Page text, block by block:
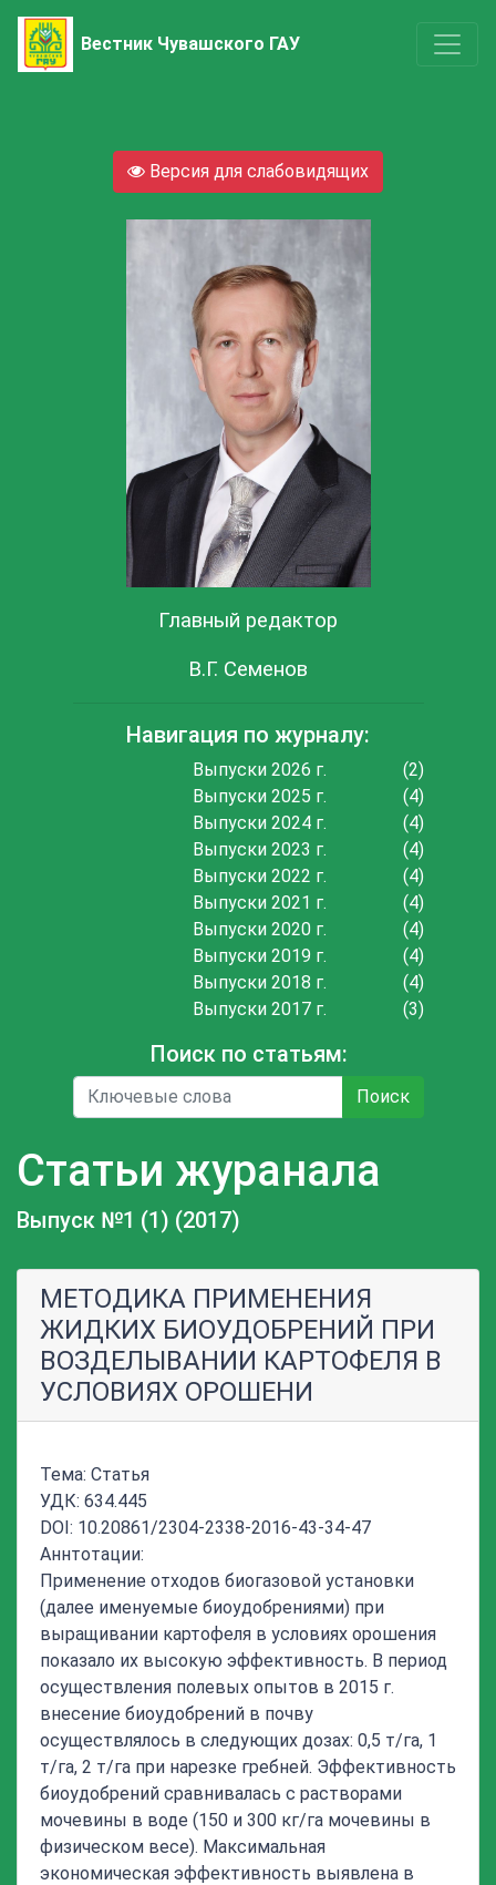
Вестник Чувашского ГАУ
Версия для слабовидящих
Главный редактор
В.Г. Семенов
Навигация по журналу:
Выпуски 2026 г.
(2)
Выпуски 2025 г.
(4)
Выпуски 2024 г.
(4)
Выпуски 2023 г.
(4)
Выпуски 2022 г.
(4)
Выпуски 2021 г.
(4)
Выпуски 2020 г.
(4)
Выпуски 2019 г.
(4)
Выпуски 2018 г.
(4)
Выпуски 2017 г.
(3)
Поиск по статьям:
Поиск
Статьи журанала
Выпуск №1 (1) (2017)
МЕТОДИКА ПРИМЕНЕНИЯ
ЖИДКИХ БИОУДОБРЕНИЙ ПРИ
ВОЗДЕЛЫВАНИИ КАРТОФЕЛЯ В
УСЛОВИЯХ ОРОШЕНИ
Тема: Статья
УДК: 634.445
DOI: 10.20861/2304-2338-2016-43-34-47
Аннтотации:
Применение отходов биогазовой установки
(далее именуемые биоудобрениями) при
выращивании картофеля в условиях орошения
показало их высокую эффективность. В период
осуществления полевых опытов в 2015 г.
внесение биоудобрений в почву
осуществлялось в следующих дозах: 0,5 т/га, 1
т/га, 2 т/га при нарезке гребней. Эффективность
биоудобрений сравнивалась с растворами
мочевины в воде (150 и 300 кг/га мочевины в
физическом весе). Максимальная
экономическая эффективность выявлена в